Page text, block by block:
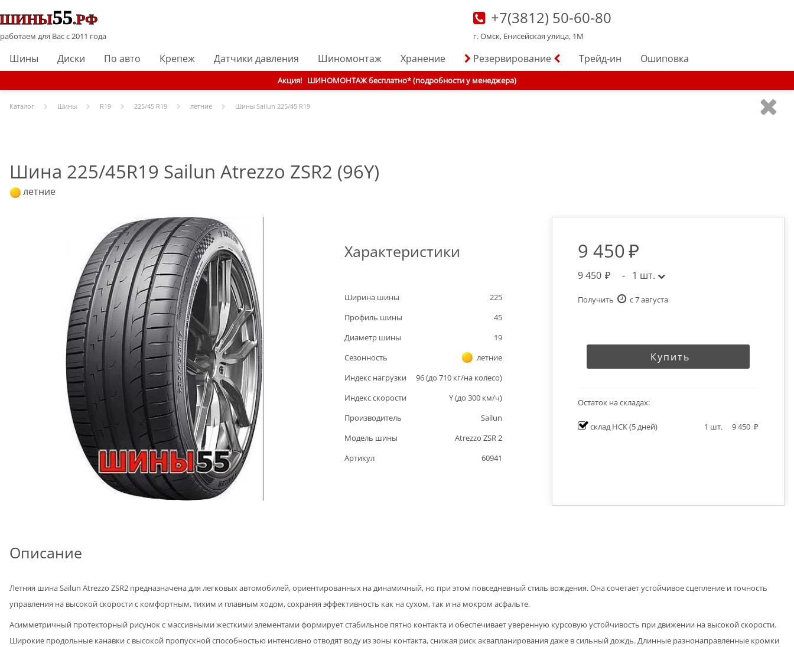
работаем для Вас с 2011 года
+7(3812) 50-60-80
г. Омск, Енисейская улица, 1М
Шины Диски По авто Крепеж Датчики давления Шиномонтаж Хранение Резервирование Трейд-ин Ошиповка
Акция! ШИНОМОНТАЖ бесплатно* (подробности у менеджера)
Каталог Шины R19 225/45 R19 летние Шины Sailun 225/45 R19
Шина 225/45R19 Sailun Atrezzo ZSR2 (96Y)
летние
Характеристики
Ширина шины
225
Профиль шины
45
Диаметр шины
19
Сезонность
летние
Индекс нагрузки
96(до710 кг/на колесо)
Индекс скорости
Y(до300 км/ч)
Производитель
Sailun
Модель шины
Atrezzo ZSR 2
Артикул
60941
9 450
9 450 - 1 шт.
Получить c 7 августа
Купить
Остаток на складах:
склад НСК(5 дней) 1 шт. 9 450
Описание
Летняя шина Sailun Atrezzo ZSR2 предназначена для легковых автомобилей, ориентированных на динамичный, но при этом повседневный стиль вождения. Она сочетает устойчивое сцепление и точность
управления на высокой скорости с комфортным, тихим и плавным ходом, сохраняя эффективность как на сухом, так и на мокром асфальте.
Асимметричный протекторный рисунок с массивными жесткими элементами формирует стабильное пятно контакта и обеспечивает уверенную курсовую устойчивость при движении на высокой скорости.
Широкие продольные канавки с высокой пропускной способностью интенсивно отводят воду из зоны контакта, снижая риск аквапланирования даже в сильный дождь. Длинные разнонаправленные кромки